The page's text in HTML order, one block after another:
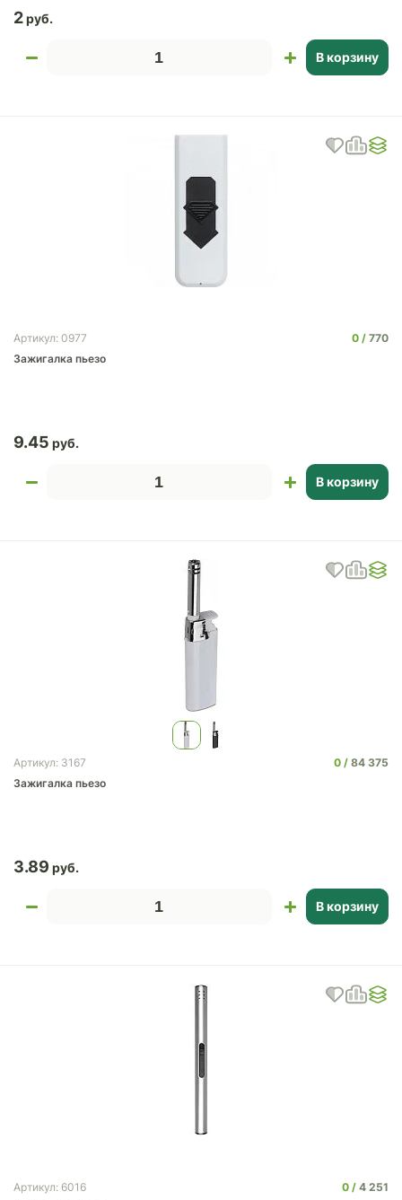
2
В корзину
Артикул: 0977 0
770
Зажигалка пьезо
9.45
В корзину
Артикул: 3167 0
84 375
Зажигалка пьезо
3.89
В корзину
Артикул: 6016 0
4 251